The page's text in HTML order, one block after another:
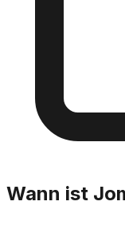
Wann ist